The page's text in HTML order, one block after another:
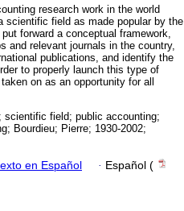
research work in the world
scientific field as made popular by the
forward a conceptual framework,
and relevant journals in the country,
publications, and identify the
to properly launch this type of
on as an opportunity for all
scientific field; public accounting;
Bourdieu; Pierre; 1930-2002;
en Español · Español (